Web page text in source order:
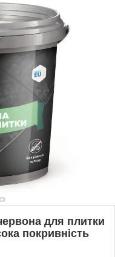
для плитки
покривність